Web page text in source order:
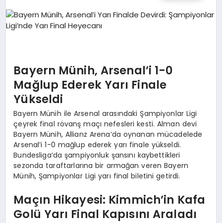
TEKNOLOJI
KRIPTO PARA
GEZI & SEYAHAT
OYUN
Bayern Münih, Arsenal’i 1-0
Mağlup Ederek Yarı Finale
Yükseldi
Bayern Münih ile Arsenal arasındaki Şampiyonlar Ligi
çeyrek final rövanş maçı nefesleri kesti. Alman devi
Bayern Münih, Allianz Arena’da oynanan mücadelede
Arsenal’i 1-0 mağlup ederek yarı finale yükseldi.
Bundesliga’da şampiyonluk şansını kaybettikleri
sezonda taraftarlarına bir armağan veren Bayern
Münih, Şampiyonlar Ligi yarı final biletini getirdi.
Maçın Hikayesi: Kimmich’in Kafa
Golü Yarı Final Kapısını Araladı